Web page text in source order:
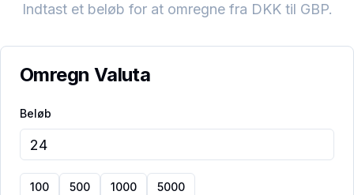
Indtast et beløb for at omregne fra DKKtil GBP.
Omregn Valuta
Beløb
100 500 1000 5000